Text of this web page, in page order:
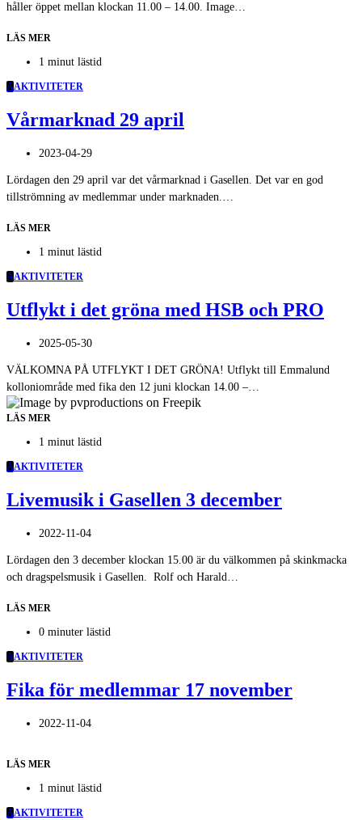
håller öppet mellan klockan 11.00 – 14.00. Image…
LÄS MER
1 minut lästid
AAKTIVITETER
Vårmarknad 29 april
2023-04-29
Lördagen den 29 april var det vårmarknad i Gasellen. Det var en god
tillströmning av medlemmar under marknaden.…
LÄS MER
1 minut lästid
AAKTIVITETER
Utflykt i det gröna med HSB och PRO
2025-05-30
VÄLKOMNA PÅ UTFLYKT I DET GRÖNA! Utflykt till Emmalund
kolloniområde med fika den 12 juni klockan 14.00 –…
LÄS MER
1 minut lästid
AAKTIVITETER
Livemusik i Gasellen 3 december
2022-11-04
Lördagen den 3 december klockan 15.00 är du välkommen på skinkmacka
och dragspelsmusik i Gasellen. Rolf och Harald…
LÄS MER
0 minuter lästid
AAKTIVITETER
Fika för medlemmar 17 november
2022-11-04
LÄS MER
1 minut lästid
AAKTIVITETER